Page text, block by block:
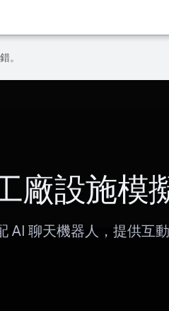
。
廠設施模
AI 聊天機器人，提供互動